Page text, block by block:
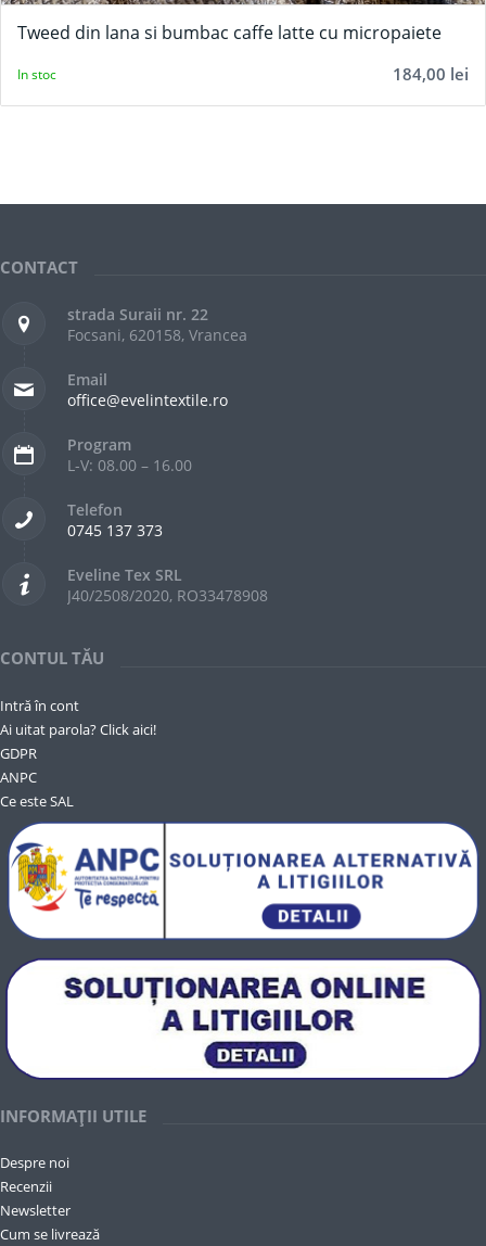
5.00
Tweed din lana si bumbac caffe latte cu micropaiete
184,00 lei
In stoc
CONTACT
strada Suraii nr. 22
Focsani, 620158, Vrancea
Email
office@evelintextile.ro
Program
L-V: 08.00 – 16.00
Telefon
0745 137 373
Eveline Tex SRL
J40/2508/2020, RO33478908
CONTUL TĂU
Intră în cont
Ai uitat parola? Click aici!
GDPR
ANPC
Ce este SAL
INFORMAȚII UTILE
Despre noi
Recenzii
Newsletter
Cum se livrează